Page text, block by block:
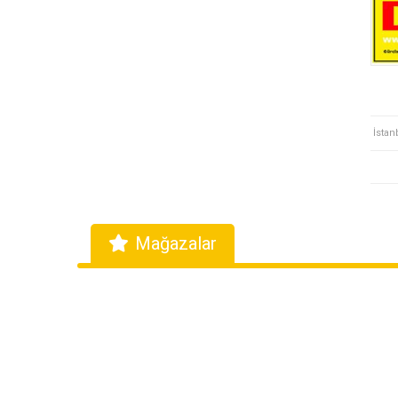
Mağazalar